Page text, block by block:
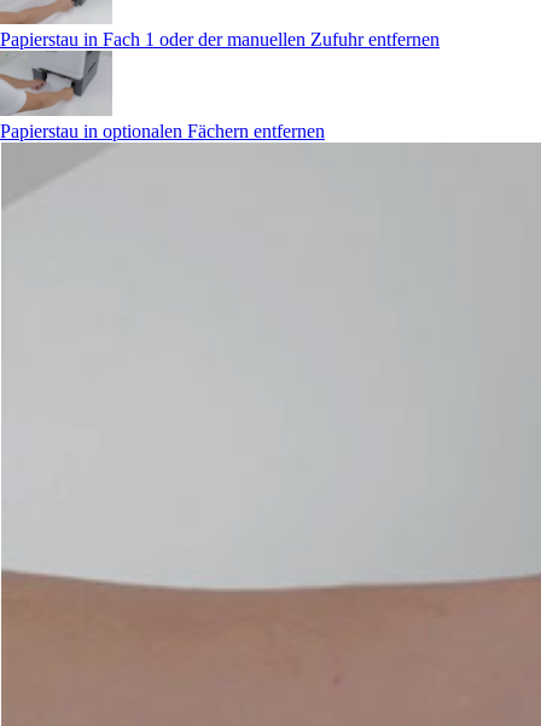
Papierstau in Fach 1 oder der manuellen Zufuhr entfernen
Papierstau in optionalen Fächern entfernen